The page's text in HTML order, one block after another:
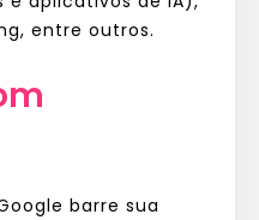
entre outros.
barre sua